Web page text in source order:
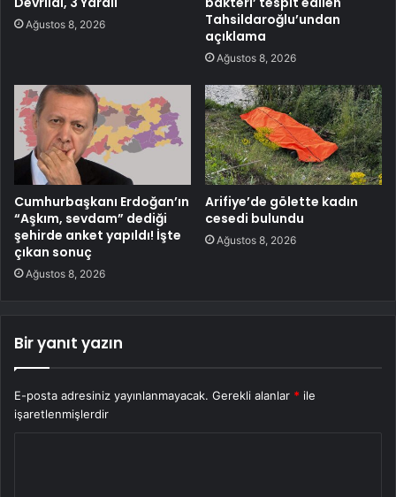
Ağustos 8, 2026
Tahsildaroğlu’undan
açıklama
Ağustos 8, 2026
Cumhurbaşkanı Erdoğan’ın
“Aşkım, sevdam” dediği
şehirde anket yapıldı! İşte
çıkan sonuç
Ağustos 8, 2026
Arifiye’de gölette kadın
cesedi bulundu
Ağustos 8, 2026
Bir yanıt yazın
E-posta adresiniz yayınlanmayacak. Gerekli alanlar * ile
işaretlenmişlerdir